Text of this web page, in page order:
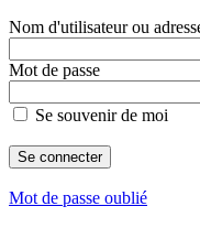
Nom d'utilisateur ou
Mot de passe
Se souvenir de moi
Mot de passe oublié